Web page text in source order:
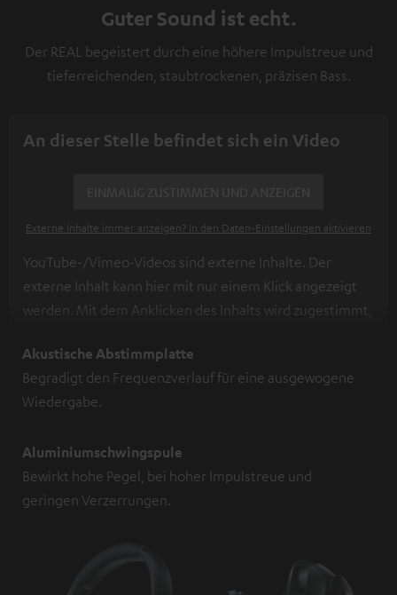
Guter Sound ist echt.
Der REAL begeistert durch eine höhere Impulstreue und
tieferreichenden, staubtrockenen, präzisen Bass.
An dieser Stelle befindet sich ein Video
Externe Inhalte immer anzeigen? In den Daten‑Einstellungen aktivieren
YouTube-/Vimeo-Videos sind externe Inhalte. Der
externe Inhalt kann hier mit nur einem Klick angezeigt
werden. Mit dem Anklicken des Inhalts wird zugestimmt,
personenbezogene Daten an Drittplattformen
übermittelt werden.Weitere Informationen sind in der
Datenschutzerklärung unter I zu finden
Akustische Abstimmplatte
Begradigt den Frequenzverlauf für eine ausgewogene
Wiedergabe.
Aluminiumschwingspule
Bewirkt hohe Pegel, bei hoher Impulstreue und
geringen Verzerrungen.